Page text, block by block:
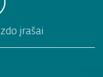
įrašai